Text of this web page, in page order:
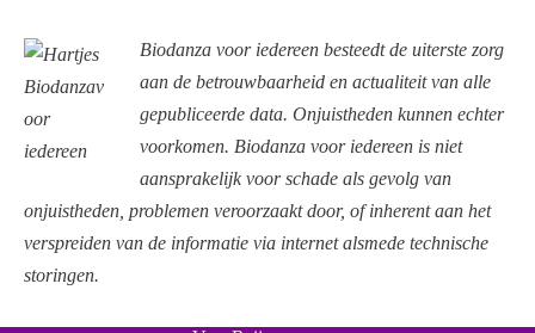
Biodanza voor iedereen besteedt de uiterste zorg
aan de betrouwbaarheid en actualiteit van alle
gepubliceerde data. Onjuistheden kunnen echter
voorkomen. Biodanza voor iedereen is niet
aansprakelijk voor schade als gevolg van
onjuistheden, problemen veroorzaakt door, of inherent aan het
verspreiden van de informatie via internet alsmede technische
storingen.